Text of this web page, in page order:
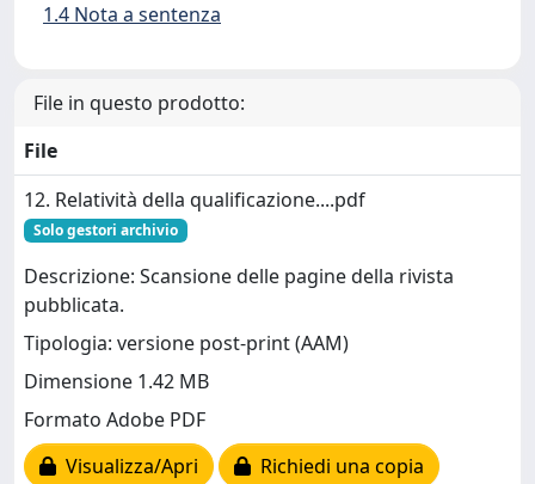
1.4 Nota a sentenza
File in questo prodotto:
File
12. Relatività della qualificazione....pdf
Solo gestori archivio
Descrizione: Scansione delle pagine della rivista
pubblicata.
Tipologia: versione post-print (AAM)
Dimensione 1.42 MB
Formato Adobe PDF
Visualizza/Apri
Richiedi una copia